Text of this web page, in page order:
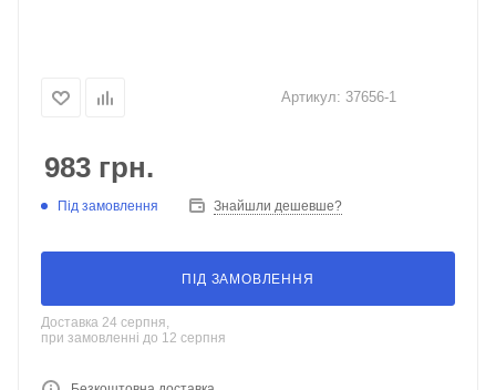
Артикул: 37656-1
983 грн.
Під замовлення Знайшли дешевше?
ПІД ЗАМОВЛЕННЯ
Доставка 24 серпня,
при замовленні до 12 серпня